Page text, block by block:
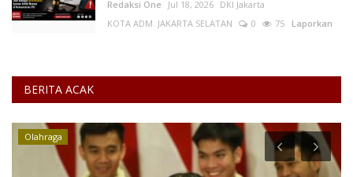
Redaksi One Jul 18, 2026 DKI Jakarta
KOTA ADM. JAKARTA SELATAN
0 75 Laporkan
BERITA ACAK
Olahraga